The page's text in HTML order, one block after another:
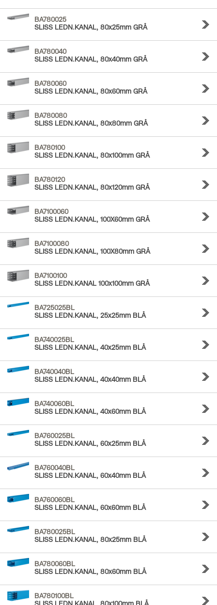
BA780025
SLISS LEDN.KANAL, 80x25mm GRÅ
BA780040
SLISS LEDN.KANAL, 80x40mm GRÅ
BA780060
SLISS LEDN.KANAL, 80x60mm GRÅ
BA780080
SLISS LEDN.KANAL, 80x80mm GRÅ
BA780100
SLISS LEDN.KANAL, 80x100mm GRÅ
BA780120
SLISS LEDN.KANAL, 80x120mm GRÅ
BA7100060
SLISS LEDN.KANAL, 100X60mm GRÅ
BA7100080
SLISS LEDN.KANAL, 100X80mm GRÅ
BA7100100
SLISS LEDN.KANAL 100x100mm GRÅ
BA725025BL
SLISS LEDN.KANAL, 25x25mm BLÅ
BA740025BL
SLISS LEDN.KANAL, 40x25mm BLÅ
BA740040BL
SLISS LEDN.KANAL, 40x40mm BLÅ
BA740060BL
SLISS LEDN.KANAL, 40x60mm BLÅ
BA760025BL
SLISS LEDN.KANAL, 60x25mm BLÅ
BA760040BL
SLISS LEDN.KANAL, 60x40mm BLÅ
BA760060BL
SLISS LEDN.KANAL, 60x60mm BLÅ
BA780025BL
SLISS LEDN.KANAL, 80x25mm BLÅ
BA780060BL
SLISS LEDN.KANAL, 80x60mm BLÅ
BA780100BL